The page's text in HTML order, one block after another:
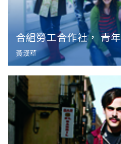
合組勞工合作社， 青
黃漢華